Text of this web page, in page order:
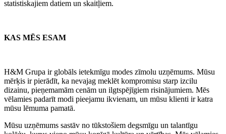
statistiskajiem datiem un skaitļiem.
KAS MĒS ESAM
H&M Grupa ir globāls ietekmīgu modes zīmolu uzņēmums. Mūsu
mērķis ir pierādīt, ka nevajag meklēt kompromisu starp izcilu
dizainu, pieņemamām cenām un ilgtspējīgiem risinājumiem. Mēs
vēlamies padarīt modi pieejamu ikvienam, un mūsu klienti ir katra
mūsu lēmuma pamatā.
Mūsu uzņēmums sastāv no tūkstošiem degsmīgu un talantīgu